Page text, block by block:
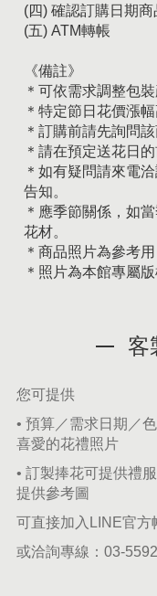
(四) 確認訂購日期
(五) ATM轉帳
《備註》
＊可依需求調整包裝
＊特定節日花價漲
＊訂購前請先詢問
＊請在預定送花日
＊如有疑問請來電
告知。
＊應季節關係，如
花材。
＊商品照片為參考
＊照片為本館專屬
客
您可提供
• 預算／需求日期／
喜愛的花禮照片
• 訂製捧花可提供禮
提供參考圖
可直接加入LINE官方
或洽詢專線： 03-